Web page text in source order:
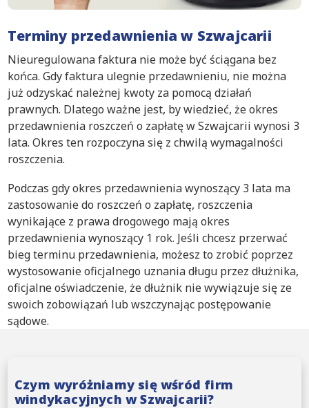
Terminy przedawnienia w Szwajcarii
Nieuregulowana faktura nie może być ściągana bez
końca. Gdy faktura ulegnie przedawnieniu, nie można
już odzyskać należnej kwoty za pomocą działań
prawnych. Dlatego ważne jest, by wiedzieć, że okres
przedawnienia roszczeń o zapłatę w Szwajcarii wynosi 3
lata. Okres ten rozpoczyna się z chwilą wymagalności
roszczenia.
Podczas gdy okres przedawnienia wynoszący 3 lata ma
zastosowanie do roszczeń o zapłatę, roszczenia
wynikające z prawa drogowego mają okres
przedawnienia wynoszący 1 rok. Jeśli chcesz przerwać
bieg terminu przedawnienia, możesz to zrobić poprzez
wystosowanie oficjalnego uznania długu przez dłużnika,
oficjalne oświadczenie, że dłużnik nie wywiązuje się ze
swoich zobowiązań lub wszczynając postępowanie
sądowe.
Czym wyróżniamy się wśród firm
windykacyjnych w Szwajcarii?